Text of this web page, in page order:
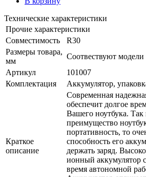
Технические характеристики
Прочие характеристики
Совместимость
R30
Размеры товара,
мм
Соотвествуют модели
Артикул
101007
Комплектация
Аккумулятор,
Краткое
описание
Современная
обеспечит долгое
Вашего ноутбука. Так
преимущество
портативность, то
способность его
держать заряд.
ионный аккумулятор
время автономной